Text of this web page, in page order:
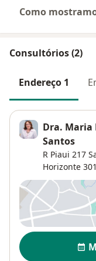
Como
Consultórios (2)
Endereço 1
Dra. Maria
Santos
R Piaui 217
Horizonte
Disponibilidade